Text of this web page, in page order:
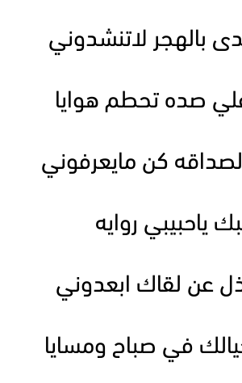
بالهجر لاتنشدوني
صده تحطم هوايا
كن مايعرفوني
ياحبيبي روايه
عن لقاك ابعدوني
في صباح ومسايا